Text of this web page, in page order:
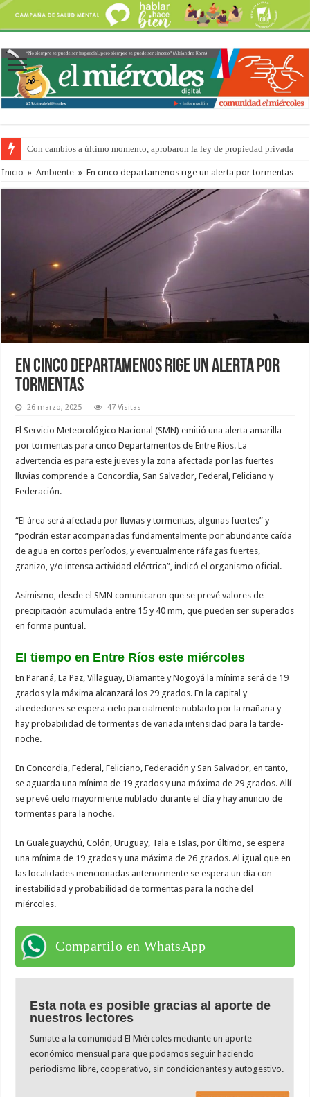
Con cambios a último momento, aprobaron la ley de propiedad privada
Inicio » Ambiente » En cinco departamenos rige un alerta por tormentas
En cinco departamenos rige un alerta por
tormentas
26 marzo, 2025 47 Visitas
El Servicio Meteorológico Nacional (SMN) emitió una alerta amarilla
por tormentas para cinco Departamentos de Entre Ríos. La
advertencia es para este jueves y la zona afectada por las fuertes
lluvias comprende a Concordia, San Salvador, Federal, Feliciano y
Federación.
“El área será afectada por lluvias y tormentas, algunas fuertes” y
“podrán estar acompañadas fundamentalmente por abundante caída
de agua en cortos períodos, y eventualmente ráfagas fuertes,
granizo, y/o intensa actividad eléctrica”, indicó el organismo oficial.
Asimismo, desde el SMN comunicaron que se prevé valores de
precipitación acumulada entre 15 y 40 mm, que pueden ser superados
en forma puntual.
El tiempo en Entre Ríos este miércoles
En Paraná, La Paz, Villaguay, Diamante y Nogoyá la mínima será de 19
grados y la máxima alcanzará los 29 grados. En la capital y
alrededores se espera cielo parcialmente nublado por la mañana y
hay probabilidad de tormentas de variada intensidad para la tarde-
noche.
En Concordia, Federal, Feliciano, Federación y San Salvador, en tanto,
se aguarda una mínima de 19 grados y una máxima de 29 grados. Allí
se prevé cielo mayormente nublado durante el día y hay anuncio de
tormentas para la noche.
En Gualeguaychú, Colón, Uruguay, Tala e Islas, por último, se espera
una mínima de 19 grados y una máxima de 26 grados. Al igual que en
las localidades mencionadas anteriormente se espera un día con
inestabilidad y probabilidad de tormentas para la noche del
miércoles.
Compartilo en WhatsApp
Esta nota es posible gracias al aporte de
nuestros lectores
Sumate a la comunidad El Miércoles mediante un aporte
económico mensual para que podamos seguir haciendo
periodismo libre, cooperativo, sin condicionantes y autogestivo.